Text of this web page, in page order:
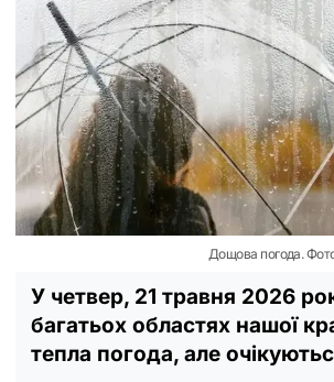
Дощова погода.
У четвер, 21 травня 2026
багатьох областях нашої
тепла погода, але